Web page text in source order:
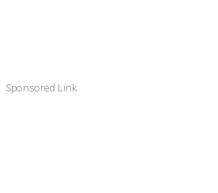
Sponsored Link